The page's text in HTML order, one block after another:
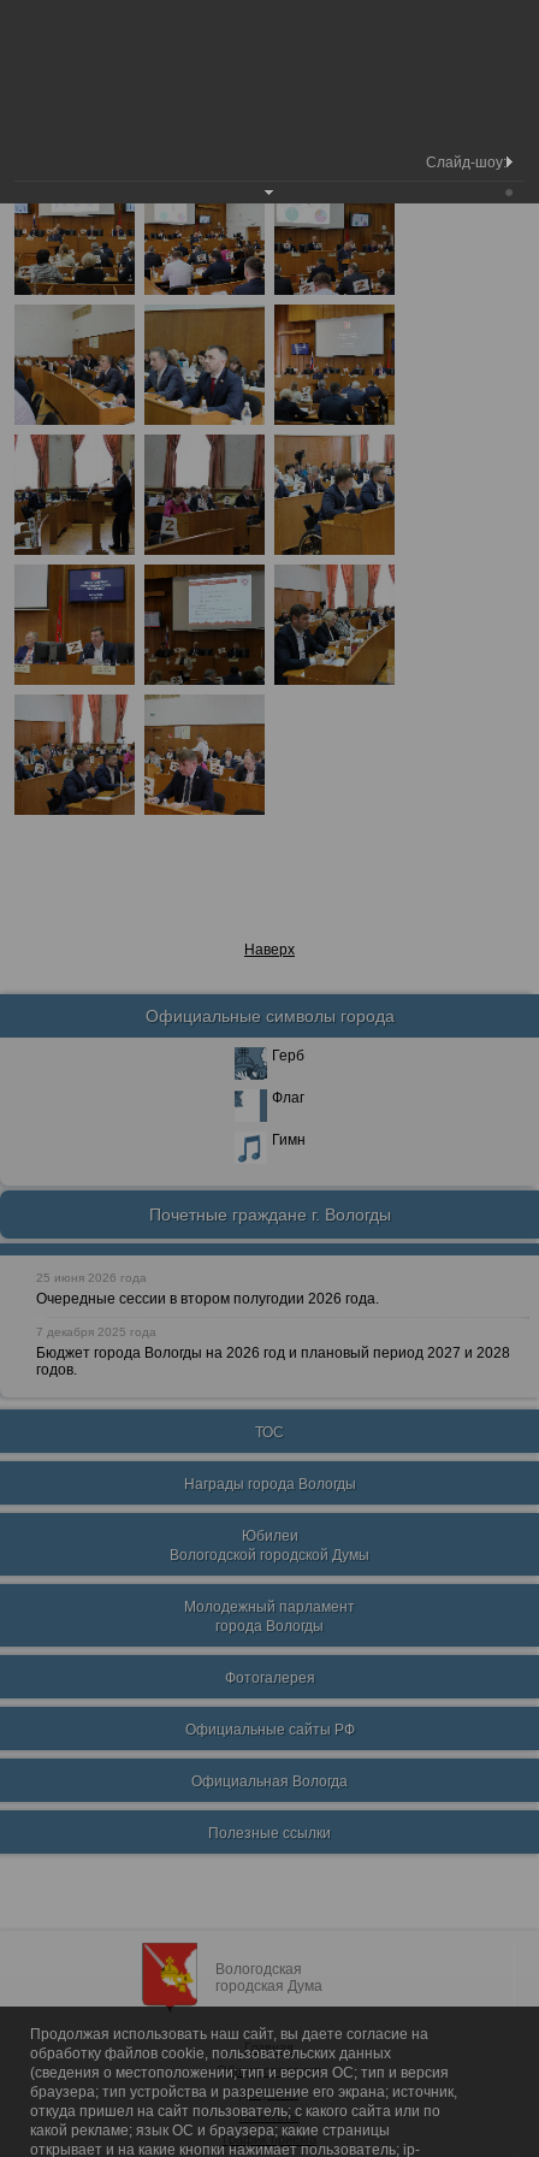
Наверх
Официальные символы города
Герб
Флаг
Гимн
Почетные граждане г. Вологды
25 июня 2026 года
Очередные сессии в втором полугодии 2026 года.
7 декабря 2025 года
Бюджет города Вологды на 2026 год и плановый период 2027 и 2028
годов.
ТОС
Награды города Вологды
Юбилеи
Вологодской городской Думы
Молодежный парламент
города Вологды
Фотогалерея
Официальные сайты РФ
Официальная Вологда
Полезные ссылки
Вологодская
городская Дума
Главная
Общие сведения
Депутаты
Комитеты
График приема
Продолжая использовать наш сайт, вы даете согласие на
обработку файлов cookie, пользовательских данных
(сведения о местоположении; тип и версия ОС; тип и версия
браузера; тип устройства и разрешение его экрана; источник,
откуда пришел на сайт пользователь; с какого сайта или по
какой рекламе; язык ОС и браузера; какие страницы
открывает и на какие кнопки нажимает пользователь; ip-
Слайд-шоу: